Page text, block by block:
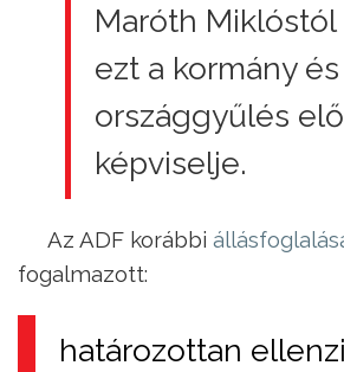
Maróth Miklóstól
ezt a kormány és
országgyűlés
képviselje.
Az ADF korábbi
fogalmazott:
határozottan